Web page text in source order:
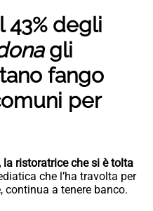
43% degli
gli
fango
per
la ristoratrice che si è tolta
che l’ha travolta per
continua a tenere banco.